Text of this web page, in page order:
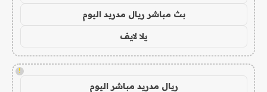
بث مباشر ريال مدريد اليوم
يلا لايف
!
ريال مدريد مباشر اليوم